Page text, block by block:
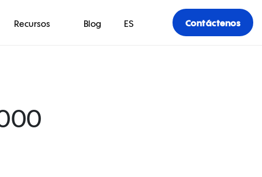
Recursos Blog ES Contáctenos